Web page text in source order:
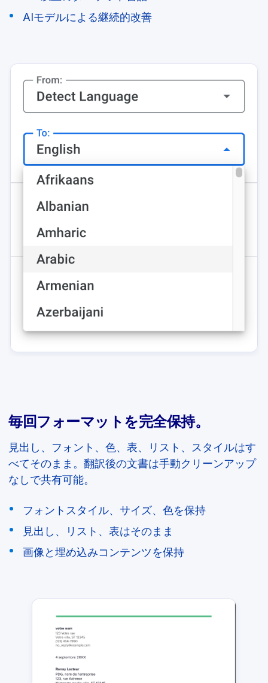
AIモデルによる継続的改善
毎回フォーマットを完全保持。
見出し、フォント、色、表、リスト、スタイルはす
べてそのまま。翻訳後の文書は手動クリーンアップ
なしで共有可能。
フォントスタイル、サイズ、色を保持
見出し、リスト、表はそのまま
画像と埋め込みコンテンツを保持